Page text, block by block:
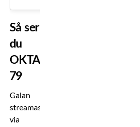
Så ser
du
OKTAGON
79
Galan
streamas
via